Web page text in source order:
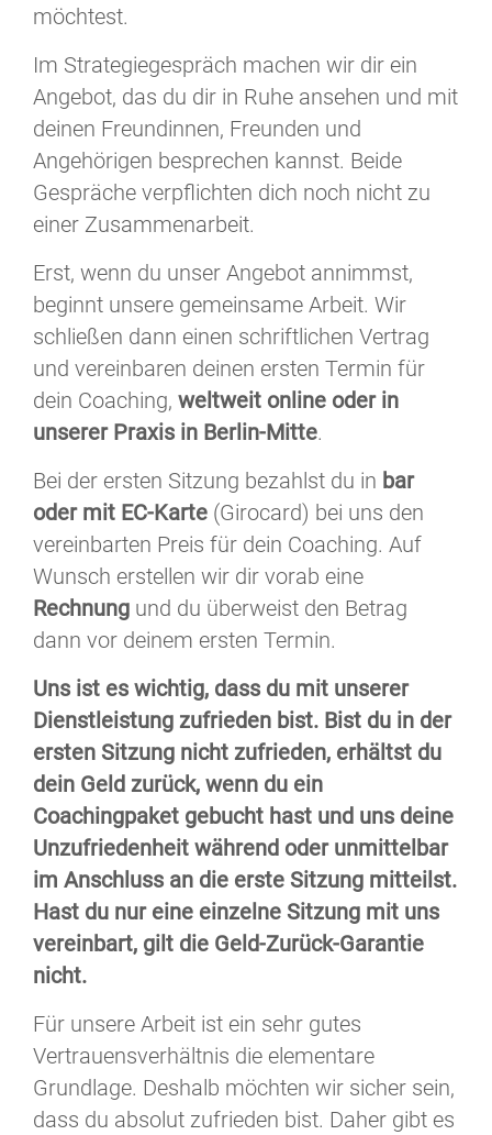
möchtest.
Im Strategiegespräch machen wir dir ein
Angebot, das du dir in Ruhe ansehen und mit
deinen Freundinnen, Freunden und
Angehörigen besprechen kannst. Beide
Gespräche verpflichten dich noch nicht zu
einer Zusammenarbeit.
Erst, wenn du unser Angebot annimmst,
beginnt unsere gemeinsame Arbeit. Wir
schließen dann einen schriftlichen Vertrag
und vereinbaren deinen ersten Termin für
dein Coaching, weltweit online oder in
unserer Praxis in Berlin-Mitte.
Bei der ersten Sitzung bezahlst du in bar
oder mit EC-Karte (Girocard) bei uns den
vereinbarten Preis für dein Coaching. Auf
Wunsch erstellen wir dir vorab eine
Rechnung und du überweist den Betrag
dann vor deinem ersten Termin.
Uns ist es wichtig, dass du mit unserer
Dienstleistung zufrieden bist. Bist du in der
ersten Sitzung nicht zufrieden, erhältst du
dein Geld zurück, wenn du ein
Coachingpaket gebucht hast und uns deine
Unzufriedenheit während oder unmittelbar
im Anschluss an die erste Sitzung mitteilst.
Hast du nur eine einzelne Sitzung mit uns
vereinbart, gilt die Geld-Zurück-Garantie
nicht.
Für unsere Arbeit ist ein sehr gutes
Vertrauensverhältnis die elementare
Grundlage. Deshalb möchten wir sicher sein,
dass du absolut zufrieden bist. Daher gibt es